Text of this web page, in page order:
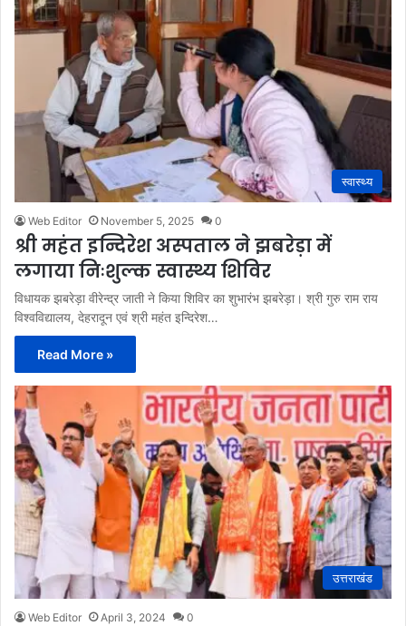
स्वास्थ्य
Web Editor November 5, 2025 0
श्री महंत इन्दिरेश अस्पताल ने झबरेड़ा में
लगाया निःशुल्क स्वास्थ्य शिविर
विधायक झबरेड़ा वीरेन्द्र जाती ने किया शिविर का शुभारंभ झबरेड़ा। श्री गुरु राम राय
विश्वविद्यालय, देहरादून एवं श्री महंत इन्दिरेश…
Read More »
उत्तराखंड
Web Editor April 3, 2024 0